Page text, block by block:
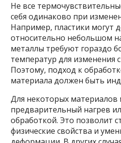
Не все
себя одинаково при
Например, пластики могут
относительно небольшом
металлы требуют гораздо
температур для изменения
Поэтому, подход к
материала должен быть
Для некоторых материалов
предварительный нагрев
обработкой. Это позволит
физические свойства и